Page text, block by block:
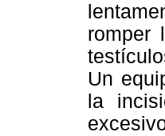
romper
Un
la